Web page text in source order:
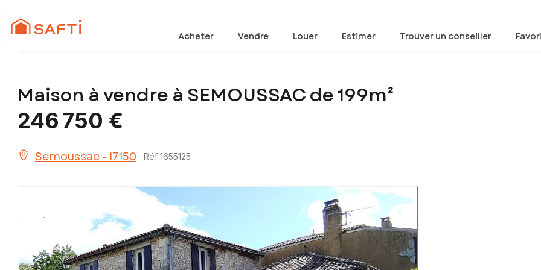
Acheter Vendre Louer Estimer Trouver un conseiller
Maison à vendre à SEMOUSSAC de 199m²
246 750 €
Semoussac - 17150 Réf 1655125